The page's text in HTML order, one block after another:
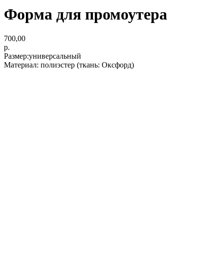
Форма для промоутера
700,00
р.
Размер:универсальный
Материал: полиэстер (ткань: Оксфорд)